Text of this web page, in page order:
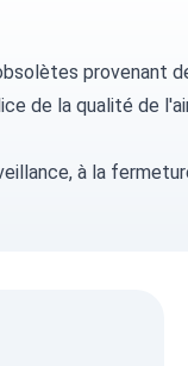
provenant
de la qualité de
à la